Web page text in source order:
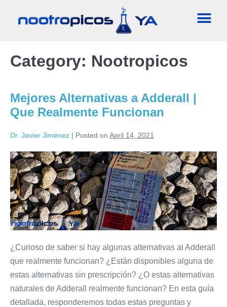
Category: Nootropicos
Mejores Alternativas a Adderall |
Que Realmente Funcionan
Dr. Javier Jiménez | Posted on April 14, 2021
¿Curioso de saber si hay algunas alternativas al Adderall
que realmente funcionan? ¿Están disponibles alguna de
estas alternativas sin prescripción? ¿O estas alternativas
naturales de Adderall realmente funcionan? En esta guía
detallada, responderemos todas estas preguntas y